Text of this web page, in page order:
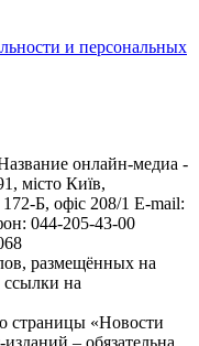
и персональных
онлайн-медиа -
місто Київ,
Б, офіс 208/1 E-mail:
044-205-43-00
размещённых на
ссылки на
страницы «Новости
– обязательна